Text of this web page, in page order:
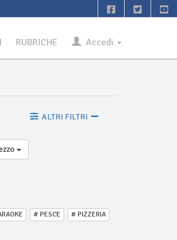
RUBRICHE Accedi
ALTRI FILTRI
# PESCE
# PIZZERIA